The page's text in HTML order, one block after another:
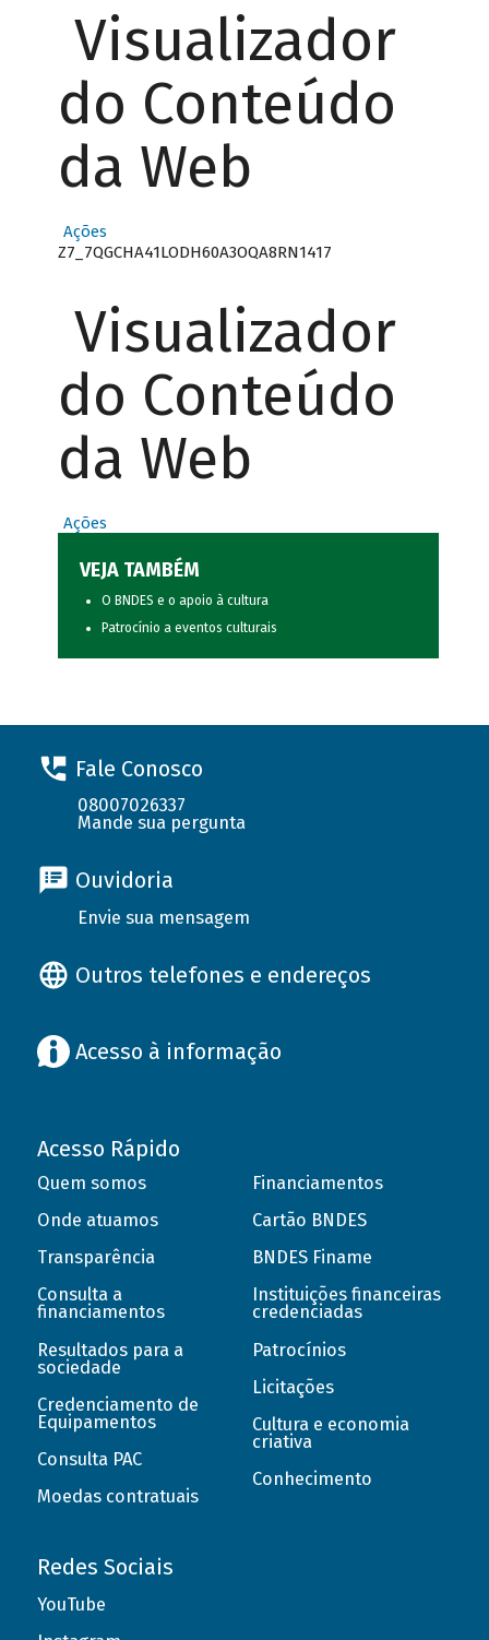
Visualizador
do Conteúdo
da Web
Ações
Z7_7QGCHA41LODH60A3OQA8RN1417
Visualizador
do Conteúdo
da Web
Ações
VEJA TAMBÉM
O BNDES e o apoio à cultura
Patrocínio a eventos culturais
Fale Conosco
08007026337
Mande sua pergunta
Ouvidoria
Envie sua mensagem
Outros telefones e endereços
Acesso à informação
Acesso Rápido
Quem somos
Onde atuamos
Transparência
Consulta a
financiamentos
Resultados para a
sociedade
Credenciamento de
Equipamentos
Consulta PAC
Moedas contratuais
Financiamentos
Cartão BNDES
BNDES Finame
Instituições financeiras
credenciadas
Patrocínios
Licitações
Cultura e economia
criativa
Conhecimento
Redes Sociais
YouTube